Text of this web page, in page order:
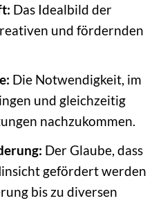
Das Idealbild der
und fördernden
Die Notwendigkeit, im
und gleichzeitig
nachzukommen.
Der Glaube, dass
gefördert werden
bis zu diversen